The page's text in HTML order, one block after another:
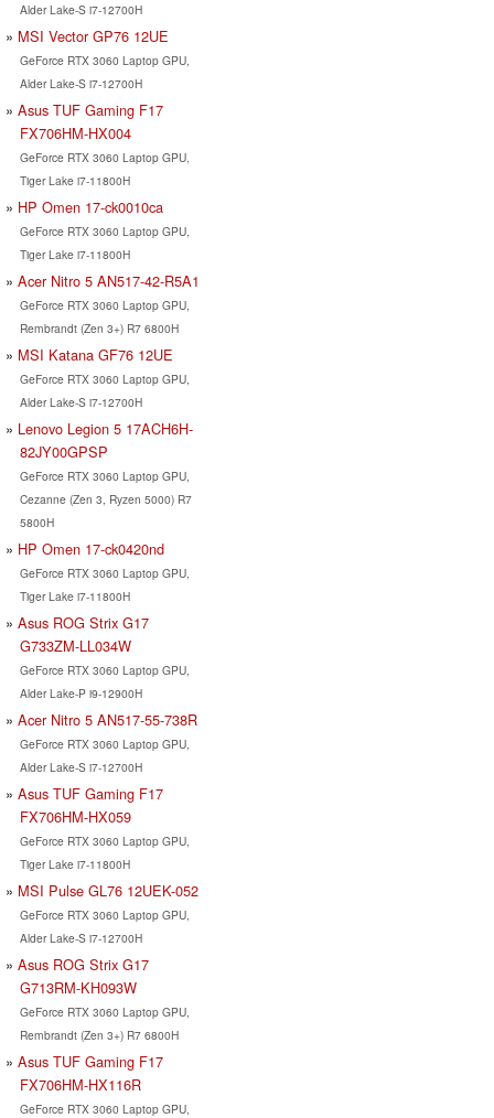
Alder Lake-S i7-12700H
MSI Vector GP76 12UE
GeForce RTX 3060 Laptop GPU,
Alder Lake-S i7-12700H
Asus TUF Gaming F17
FX706HM-HX004
GeForce RTX 3060 Laptop GPU,
Tiger Lake i7-11800H
HP Omen 17-ck0010ca
GeForce RTX 3060 Laptop GPU,
Tiger Lake i7-11800H
Acer Nitro 5 AN517-42-R5A1
GeForce RTX 3060 Laptop GPU,
Rembrandt (Zen 3+) R7 6800H
MSI Katana GF76 12UE
GeForce RTX 3060 Laptop GPU,
Alder Lake-S i7-12700H
Lenovo Legion 5 17ACH6H-
82JY00GPSP
GeForce RTX 3060 Laptop GPU,
Cezanne (Zen 3, Ryzen 5000) R7
5800H
HP Omen 17-ck0420nd
GeForce RTX 3060 Laptop GPU,
Tiger Lake i7-11800H
Asus ROG Strix G17
G733ZM-LL034W
GeForce RTX 3060 Laptop GPU,
Alder Lake-P i9-12900H
Acer Nitro 5 AN517-55-738R
GeForce RTX 3060 Laptop GPU,
Alder Lake-S i7-12700H
Asus TUF Gaming F17
FX706HM-HX059
GeForce RTX 3060 Laptop GPU,
Tiger Lake i7-11800H
MSI Pulse GL76 12UEK-052
GeForce RTX 3060 Laptop GPU,
Alder Lake-S i7-12700H
Asus ROG Strix G17
G713RM-KH093W
GeForce RTX 3060 Laptop GPU,
Rembrandt (Zen 3+) R7 6800H
Asus TUF Gaming F17
FX706HM-HX116R
GeForce RTX 3060 Laptop GPU,